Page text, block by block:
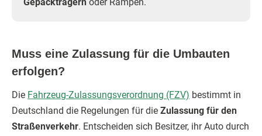
Muss eine Zulassung für die Umbauten
erfolgen?
Die Fahrzeug-Zulassungsverordnung (FZV) bestimmt in
Deutschland die Regelungen für die Zulassung für den
Straßenverkehr. Entscheiden sich Besitzer, ihr Auto durch